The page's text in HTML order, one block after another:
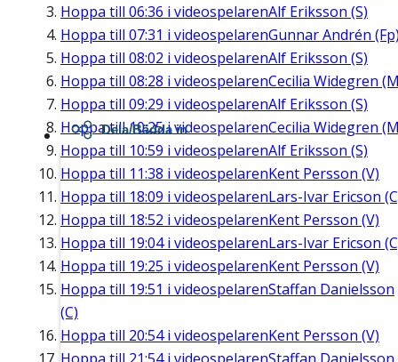
Hoppa till 06:36 i videospelarenAlf Eriksson (S)
Hoppa till 07:31 i videospelarenGunnar Andrén
Hoppa till 08:02 i videospelarenAlf Eriksson (S)
Hoppa till 08:28 i videospelarenCecilia Widegren
Hoppa till 09:29 i videospelarenAlf Eriksson (S)
Hoppa till10:25i videospelarenCecilia Widegren
Hoppa till 10:59 i videospelarenAlf Eriksson (S)
Hoppa till 11:38 i videospelarenKent Persson (V)
Hoppa till 18:09 i videospelarenLars-Ivar Ericson
Hoppa till 18:52 i videospelarenKent Persson (V)
Hoppa till 19:04i videospelarenLars-Ivar Ericson
Hoppa till 19:25 i videospelarenKent Persson (V)
Hoppa till 19:51 i videospelarenStaffan Danielsson
(C)
Hoppa till 20:54i videospelarenKent Persson (V)
Dela/Bädda in